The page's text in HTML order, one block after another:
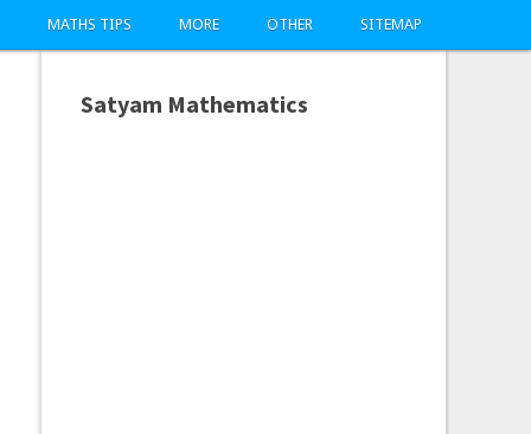
MATHS TIPS MORE OTHER SITEMAP
Satyam Mathematics